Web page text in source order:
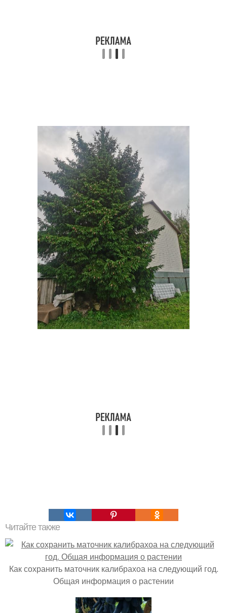
Читайте также
Как сохранить маточник калибрахоа на следующий год.
Общая информация о растении